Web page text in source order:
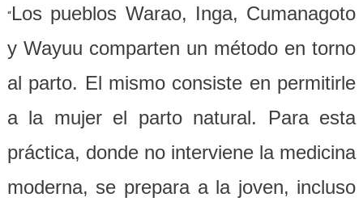
“Los pueblos Warao, Inga, Cumanagoto
y Wayuu comparten un método en torno
al parto. El mismo consiste en permitirle
a la mujer el parto natural. Para esta
práctica, donde no interviene la medicina
moderna, se prepara a la joven, incluso